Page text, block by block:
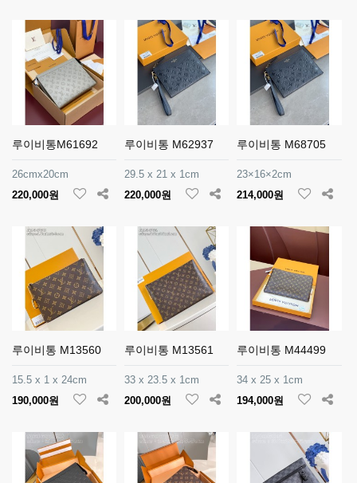
루이비통M61692
26cmx20cm
220,000원
루이비통 M62937
29.5 x 21 x 1cm
220,000원
루이비통 M68705
23×16×2cm
214,000원
루이비통 M13560
15.5 x 1 x 24cm
190,000원
루이비통 M13561
33 x 23.5 x 1cm
200,000원
루이비통 M44499
34 x 25 x 1cm
194,000원